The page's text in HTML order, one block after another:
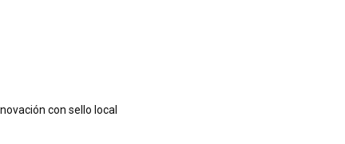
con sello local